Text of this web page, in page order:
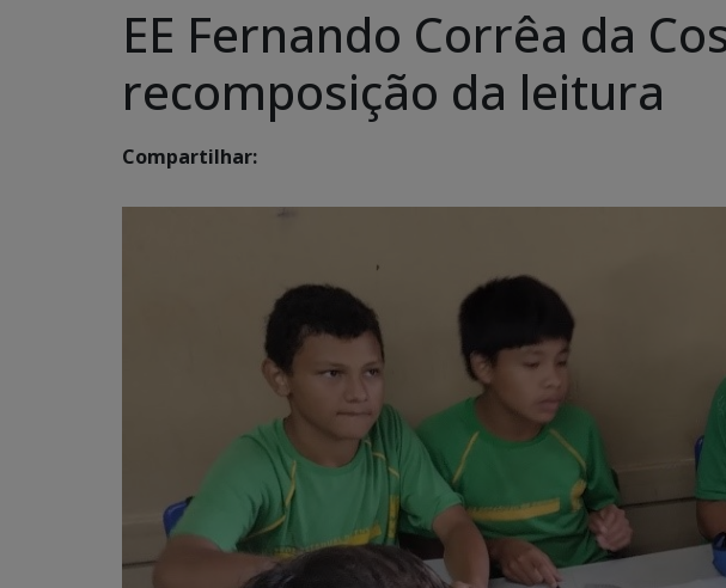
EE Fernando Corrêa da
recomposição da leitura
Compartilhar: